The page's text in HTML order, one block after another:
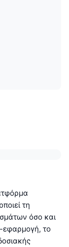
τη
όσο και
εφαρμογή, το